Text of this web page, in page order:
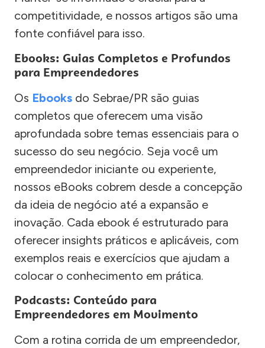
competitividade, e nossos artigos são uma
fonte confiável para isso.
Ebooks: Guias Completos e Profundos
para Empreendedores
Os Ebooks do Sebrae/PR são guias
completos que oferecem uma visão
aprofundada sobre temas essenciais para o
sucesso do seu negócio. Seja você um
empreendedor iniciante ou experiente,
nossos eBooks cobrem desde a concepção
da ideia de negócio até a expansão e
inovação. Cada ebook é estruturado para
oferecer insights práticos e aplicáveis, com
exemplos reais e exercícios que ajudam a
colocar o conhecimento em prática.
Podcasts: Conteúdo para
Empreendedores em Movimento
Com a rotina corrida de um empreendedor,